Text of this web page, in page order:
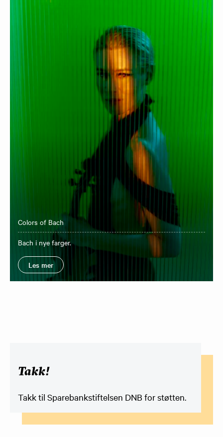
Colors of Bach
Bach i nye farger.
Les mer
Takk!
Takk til Sparebankstiftelsen DNB for støtten.